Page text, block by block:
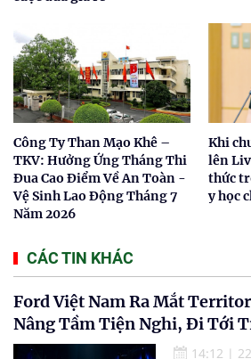
Công Ty Than Mạo Khê –
TKV: Hưởng Ứng Tháng Thi
Đua Cao Điểm Về An Toàn -
Vệ Sinh Lao Động Tháng 7
Năm 2026
Khi
lên
thức
y học
CÁC TIN KHÁC
Ford Việt Nam Ra Mắt
Nâng Tầm Tiện Nghi, Đi Tới
14:12 |